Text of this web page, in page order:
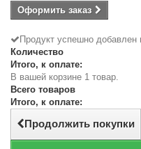
Оформить заказ
Продукт успешно добавлен
Количество
Итого, к оплате:
В вашей корзине 1 товар.
Всего товаров
Итого, к оплате:
Продолжить покупки